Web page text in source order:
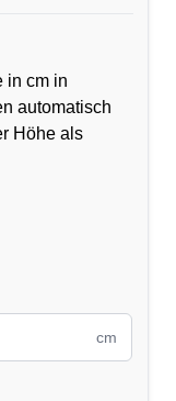
in cm in
automatisch
Höhe als
cm